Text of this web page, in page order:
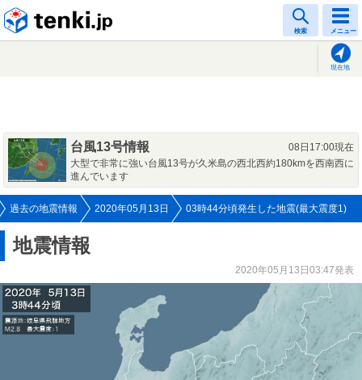
検索 メニュー
現在地
台風13号情報
08日17:00現在
大型で非常に強い台風13号が久米島の西北西約180kmを西南西に
進んでいます
過去の地震情報 2020年05月13日 03時44分頃発生した地震(最大震度1)
地震情報
2020年05月13日03:47発表